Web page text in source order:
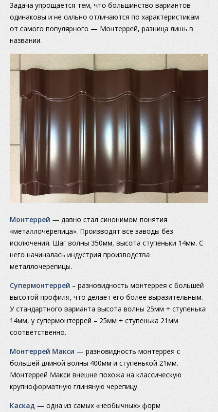
Задача упрощается тем, что большинство вариантов
одинаковы и не сильно отличаются по характеристикам
от самого популярного — Монтеррей, разница лишь в
названии.
Монтеррей — давно стал синонимом понятия
«металлочерепица». Производят все заводы без
исключения. Шаг волны 350мм, высота ступеньки 14мм. С
него начиналась индустрия производства
металлочерепицы.
Супермонтеррей – разновидность монтеррея с большей
высотой профиля, что делает его более выразительным.
У стандартного варианта высота волны 25мм + ступенька
14мм, у супермонтеррей – 25мм + ступенька 21мм
соответственно.
Монтеррей Макси — разновидность монтеррея с
большей длиной волны 400мм и ступенькой 21мм.
Монтеррей Макси внешне похожа на классическую
крупноформатную глиняную черепицу.
Каскад — одна из самых «необычных» форм